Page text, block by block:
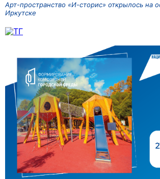
Арт-пространство «И-сторис» открылось на
Иркутске